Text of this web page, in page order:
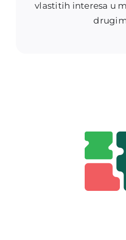
vlastitih interesa u